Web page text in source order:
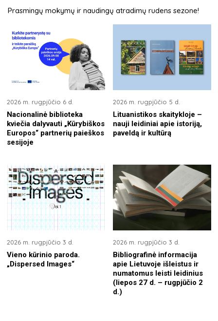
Prasmingų mokymų ir naudingų atradimų rudens sezone!
2026 m. rugpjūčio 6 d.
Nacionalinė biblioteka
kviečia dalyvauti „Kūrybiškos
Europos“ partnerių paieškos
sesijoje
2026 m. rugpjūčio 5 d.
Lituanistikos skaitykloje –
nauji leidiniai apie istoriją,
paveldą ir kultūrą
2026 m. rugpjūčio 3 d.
Vieno kūrinio paroda.
„Dispersed Images“
2026 m. rugpjūčio 3 d.
Bibliografinė informacija
apie Lietuvoje išleistus ir
numatomus leisti leidinius
(liepos 27 d. – rugpjūčio 2
d.)